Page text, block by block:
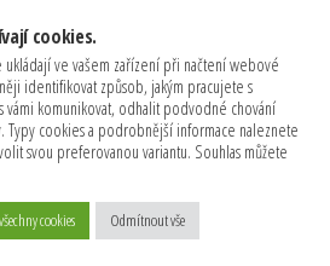
vyhrazena)
cookies.
ve vašem zařízení při načtení webové
identifikovat způsob, jakým pracujete s
vámi komunikovat, odhalit podvodné chování
Typy cookies a podrobnější informace naleznete
svou preferovanou variantu. Souhlas můžete
cookies Odmítnout vše